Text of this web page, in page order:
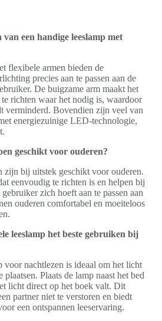
een handige leeslamp met
flexibele armen bieden de
precies aan te passen aan de
De buigzame arm maakt het
richten waar het nodig is, waardoor
verminderd. Bovendien zijn veel van
energiezuinige LED-technologie,
geschikt voor ouderen?
zijn bij uitstek geschikt voor ouderen.
eenvoudig te richten is en helpen bij
zich hoeft aan te passen aan
ouderen comfortabel en moeiteloos
leeslamp het beste gebruiken bij
voor nachtlezen is ideaal om het licht
plaatsen. Plaats de lamp naast het bed
licht direct op het boek valt. Dit
partner niet te verstoren en biedt
een ontspannen leeservaring.